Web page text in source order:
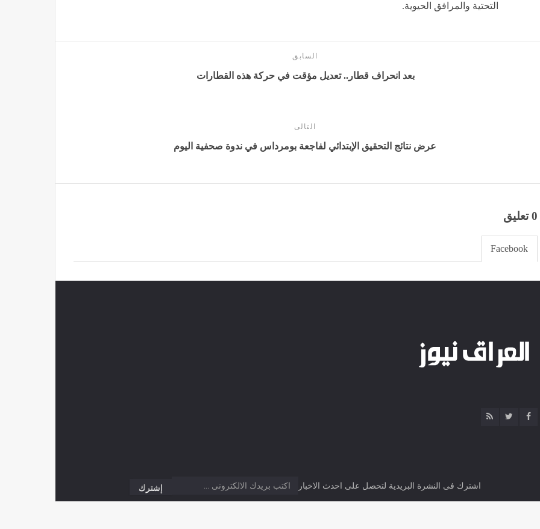
التحتية والمرافق الحيوية.
السابق
بعد انحراف قطار.. تعديل مؤقت في حركة هذه القطارات
التالى
عرض نتائج التحقيق الإبتدائي لفاجعة بومرداس في ندوة صحفية اليوم
0 تعليق
Facebook
اشترك فى النشرة البريدية لتحصل على احدث الاخبار